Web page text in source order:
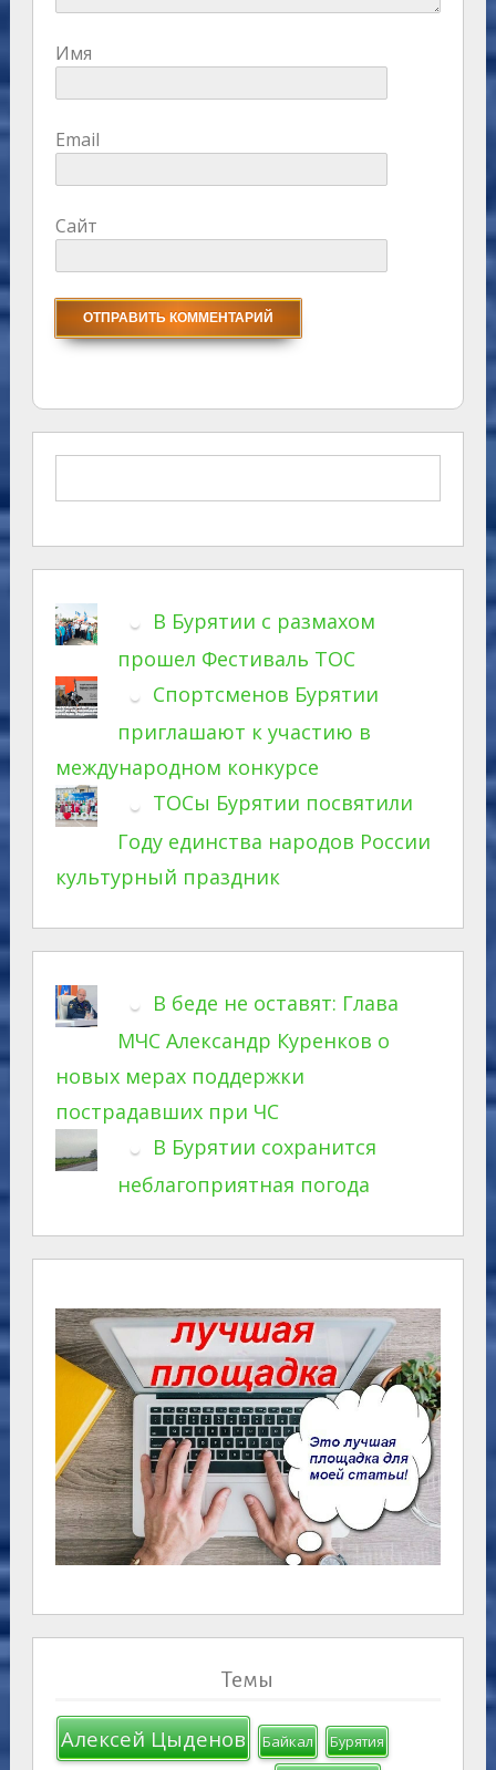
Имя
Email
Сайт
В Бурятии с размахом
прошел Фестиваль ТОС
Спортсменов Бурятии
приглашают к участию в
международном конкурсе
ТОСы Бурятии посвятили
Году единства народов России
культурный праздник
В беде не оставят: Глава
МЧС Александр Куренков о
новых мерах поддержки
пострадавших при ЧС
В Бурятии сохранится
неблагоприятная погода
Темы
Алексей Цыденов Байкал Бурятия